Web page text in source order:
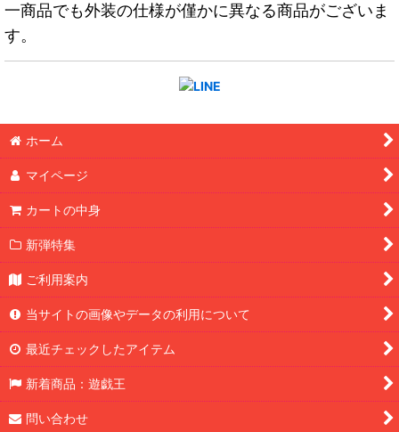
一商品でも外装の仕様が僅かに異なる商品がございま
す。
ホーム
マイページ
カートの中身
新弾特集
ご利用案内
当サイトの画像やデータの利用について
最近チェックしたアイテム
新着商品：遊戯王
問い合わせ